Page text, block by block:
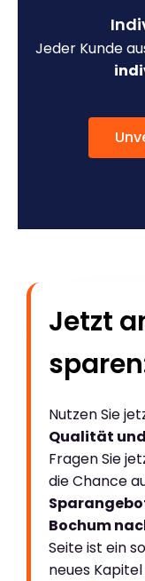
Jeder Kunde
Jetzt
Nutzen Sie
Qualität
Fragen Sie
die Chance
Bochum
Seite ist ein
neues